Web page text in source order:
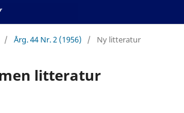
/ Årg. 44 Nr. 2 (1956) / Ny litteratur
litteratur